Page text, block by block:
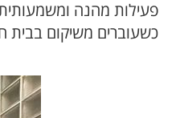
פעילות מהנה
כשעוברים משיקום בבית